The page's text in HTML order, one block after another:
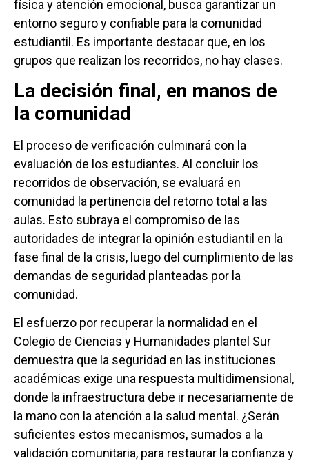
física y atención emocional, busca garantizar un
entorno seguro y confiable para la comunidad
estudiantil. Es importante destacar que, en los
grupos que realizan los recorridos, no hay clases.
La decisión final, en manos de
la comunidad
El proceso de verificación culminará con la
evaluación de los estudiantes. Al concluir los
recorridos de observación, se evaluará en
comunidad la pertinencia del retorno total a las
aulas. Esto subraya el compromiso de las
autoridades de integrar la opinión estudiantil en la
fase final de la crisis, luego del cumplimiento de las
demandas de seguridad planteadas por la
comunidad.
El esfuerzo por recuperar la normalidad en el
Colegio de Ciencias y Humanidades plantel Sur
demuestra que la seguridad en las instituciones
académicas exige una respuesta multidimensional,
donde la infraestructura debe ir necesariamente de
la mano con la atención a la salud mental. ¿Serán
suficientes estos mecanismos, sumados a la
validación comunitaria, para restaurar la confianza y